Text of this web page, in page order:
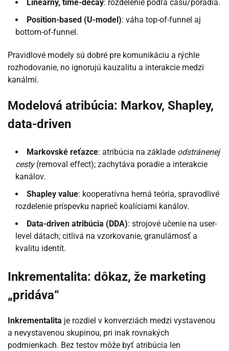
Lineárny, time-decay: rozdelenie podľa času/poradia.
Position-based (U-model): váha top-of-funnel aj
bottom-of-funnel.
Pravidlové modely sú dobré pre komunikáciu a rýchle
rozhodovanie, no ignorujú kauzalitu a interakcie medzi
kanálmi.
Modelová atribúcia: Markov, Shapley,
data-driven
Markovské reťazce: atribúcia na základe odstránenej
cesty(removal effect); zachytáva poradie a interakcie
kanálov.
Shapley value: kooperatívna herná teória, spravodlivé
rozdelenie príspevku naprieč koalíciami kanálov.
Data-driven atribúcia (DDA): strojové učenie na user-
level dátach; citlivá na vzorkovanie, granulárnosť a
kvalitu identít.
Inkrementalita: dôkaz, že marketing
„pridáva“
Inkrementalita je rozdiel v konverziách medzi vystavenou
a nevystavenou skupinou, pri inak rovnakých
podmienkach. Bez testov môže byť atribúcia len